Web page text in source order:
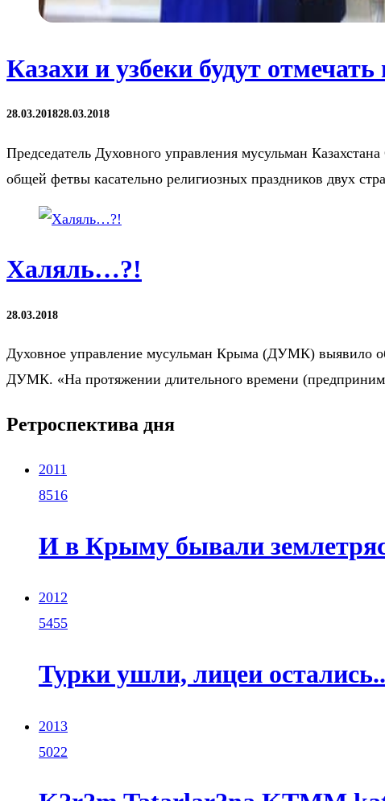
Казахи и узбеки будут
28.03.201828.03.2018
Председатель Духовного управления мусульман
общей фетвы касательно религиозных праздников двух
Халяль…?!
28.03.2018
Духовное управление мусульман Крыма (ДУМК) выявило
ДУМК. «На протяжении длительного времени
Ретроспектива дня
2011
8516
И в Крыму бывали
2012
5455
Турки ушли, лицеи
2013
5022